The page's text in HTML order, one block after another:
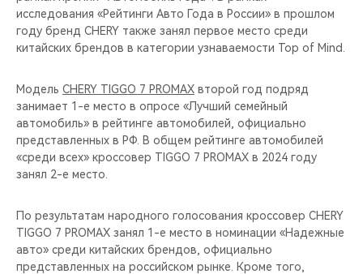
исследования «Рейтинги Авто Года в России» в прошлом
году бренд CHERY также занял первое место среди
китайских брендов в категории узнаваемости Top of Mind.
Модель CHERY TIGGO 7 PROMAX второй год подряд
занимает 1-е место в опросе «Лучший семейный
автомобиль» в рейтинге автомобилей, официально
представленных в РФ. В общем рейтинге автомобилей
«среди всех» кроссовер TIGGO 7 PROMAX в 2024 году
занял 2-е место.
По результатам народного голосования кроссовер CHERY
TIGGO 7 PROMAX занял 1-е место в номинации «Надежные
авто» среди китайских брендов, официально
представленных на российском рынке. Кроме того,